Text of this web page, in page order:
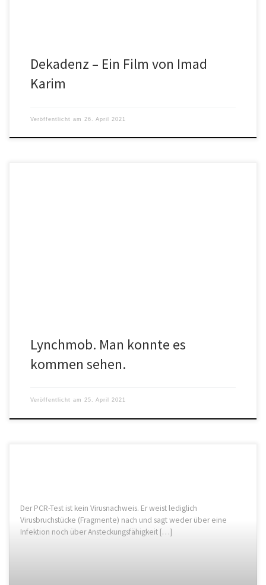
Dekadenz – Ein Film von Imad
Karim
Veröffentlicht am 26. April 2021
Lynchmob. Man konnte es
kommen sehen.
Veröffentlicht am 25. April 2021
Der PCR-Test ist kein Virusnachweis. Er weist lediglich
Virusbruchstücke (Fragmente) nach und sagt weder über eine
Infektion noch über Ansteckungsfähigkeit […]